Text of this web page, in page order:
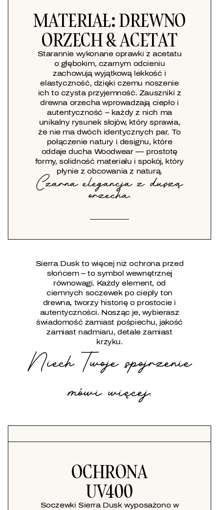
MATERIAŁ: DREWNO
ORZECH & ACETAT
Starannie wykonane oprawki z acetatu
o głębokim, czarnym odcieniu
zachowują wyjątkową lekkość i
elastyczność, dzięki czemu noszenie
ich to czysta przyjemność. Zauszniki z
drewna orzecha wprowadzają ciepło i
autentyczność – każdy z nich ma
unikalny rysunek słojów, który sprawia,
że nie ma dwóch identycznych par. To
połączenie natury i designu, które
oddaje ducha Woodwear — prostotę
formy, solidność materiału i spokój, który
płynie z obcowania z naturą.
Czarna elegancja z duszą
orzecha.
Sierra Dusk to więcej niż ochrona przed
słońcem – to symbol wewnętrznej
równowagi. Każdy element, od
ciemnych soczewek po ciepły ton
drewna, tworzy historię o prostocie i
autentyczności. Nosząc je, wybierasz
świadomość zamiast pośpiechu, jakość
zamiast nadmiaru, detale zamiast
krzyku.
Niech Twoje spojrzenie
mówi więcej.
OCHRONA
UV400
Soczewki Sierra Dusk wyposażono w